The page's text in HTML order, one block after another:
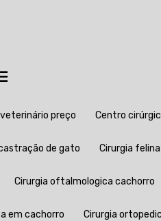
veterinário preço Centro
castração de gato Cirurgia felina
Cirurgia oftalmologica cachorro
em cachorro Cirurgia